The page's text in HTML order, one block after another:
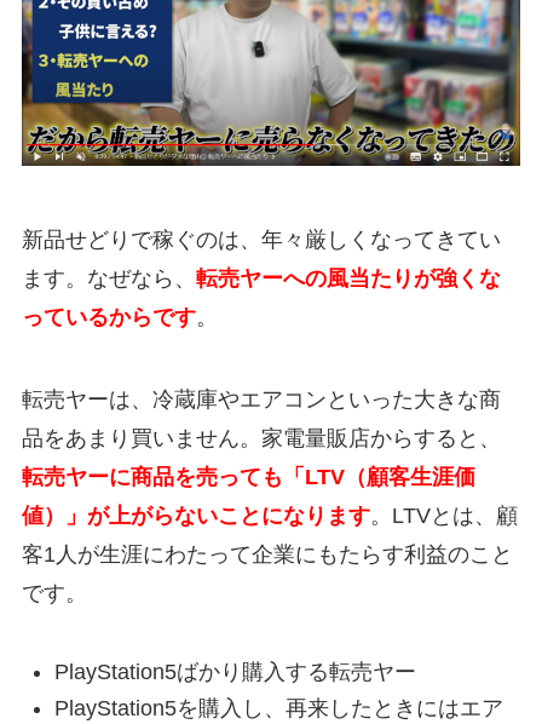
新品せどりで稼ぐのは、年々厳しくなってきてい
ます。なぜなら、 転売ヤーへの風当たりが強くな
っているからです。
転売ヤーは、冷蔵庫やエアコンといった大きな商
品をあまり買いません。家電量販店からすると、
転売ヤーに商品を売っても「LTV（顧客生涯価
値）」が上がらないことになります。LTVとは、顧
客1人が生涯にわたって企業にもたらす利益のこと
です。
PlayStation5ばかり購入する転売ヤー
PlayStation5を購入し、再来したときにはエア